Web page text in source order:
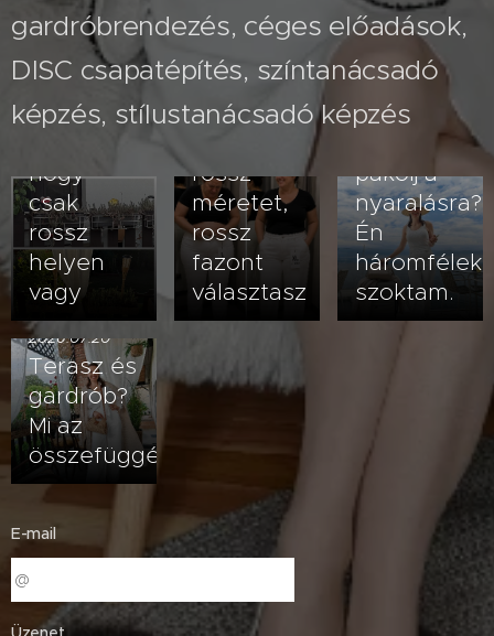
gardróbrendezés, céges előadások,
DISC csapatépítés, színtanácsadó
képzés, stílustanácsadó képzés
2026.08.03
Nem
veled van
hogy
csak
rossz
helyen
vagy
2026.07.26
A fehér
nadrág
kövérít –
rossz
méretet,
rossz
fazont
választasz
2026.07.23
Hogyan
pakolj a
nyaralásra?
Én
szoktam.
2026.07.20
Terasz és
gardrób?
Mi az
összefüggés?
E-mail